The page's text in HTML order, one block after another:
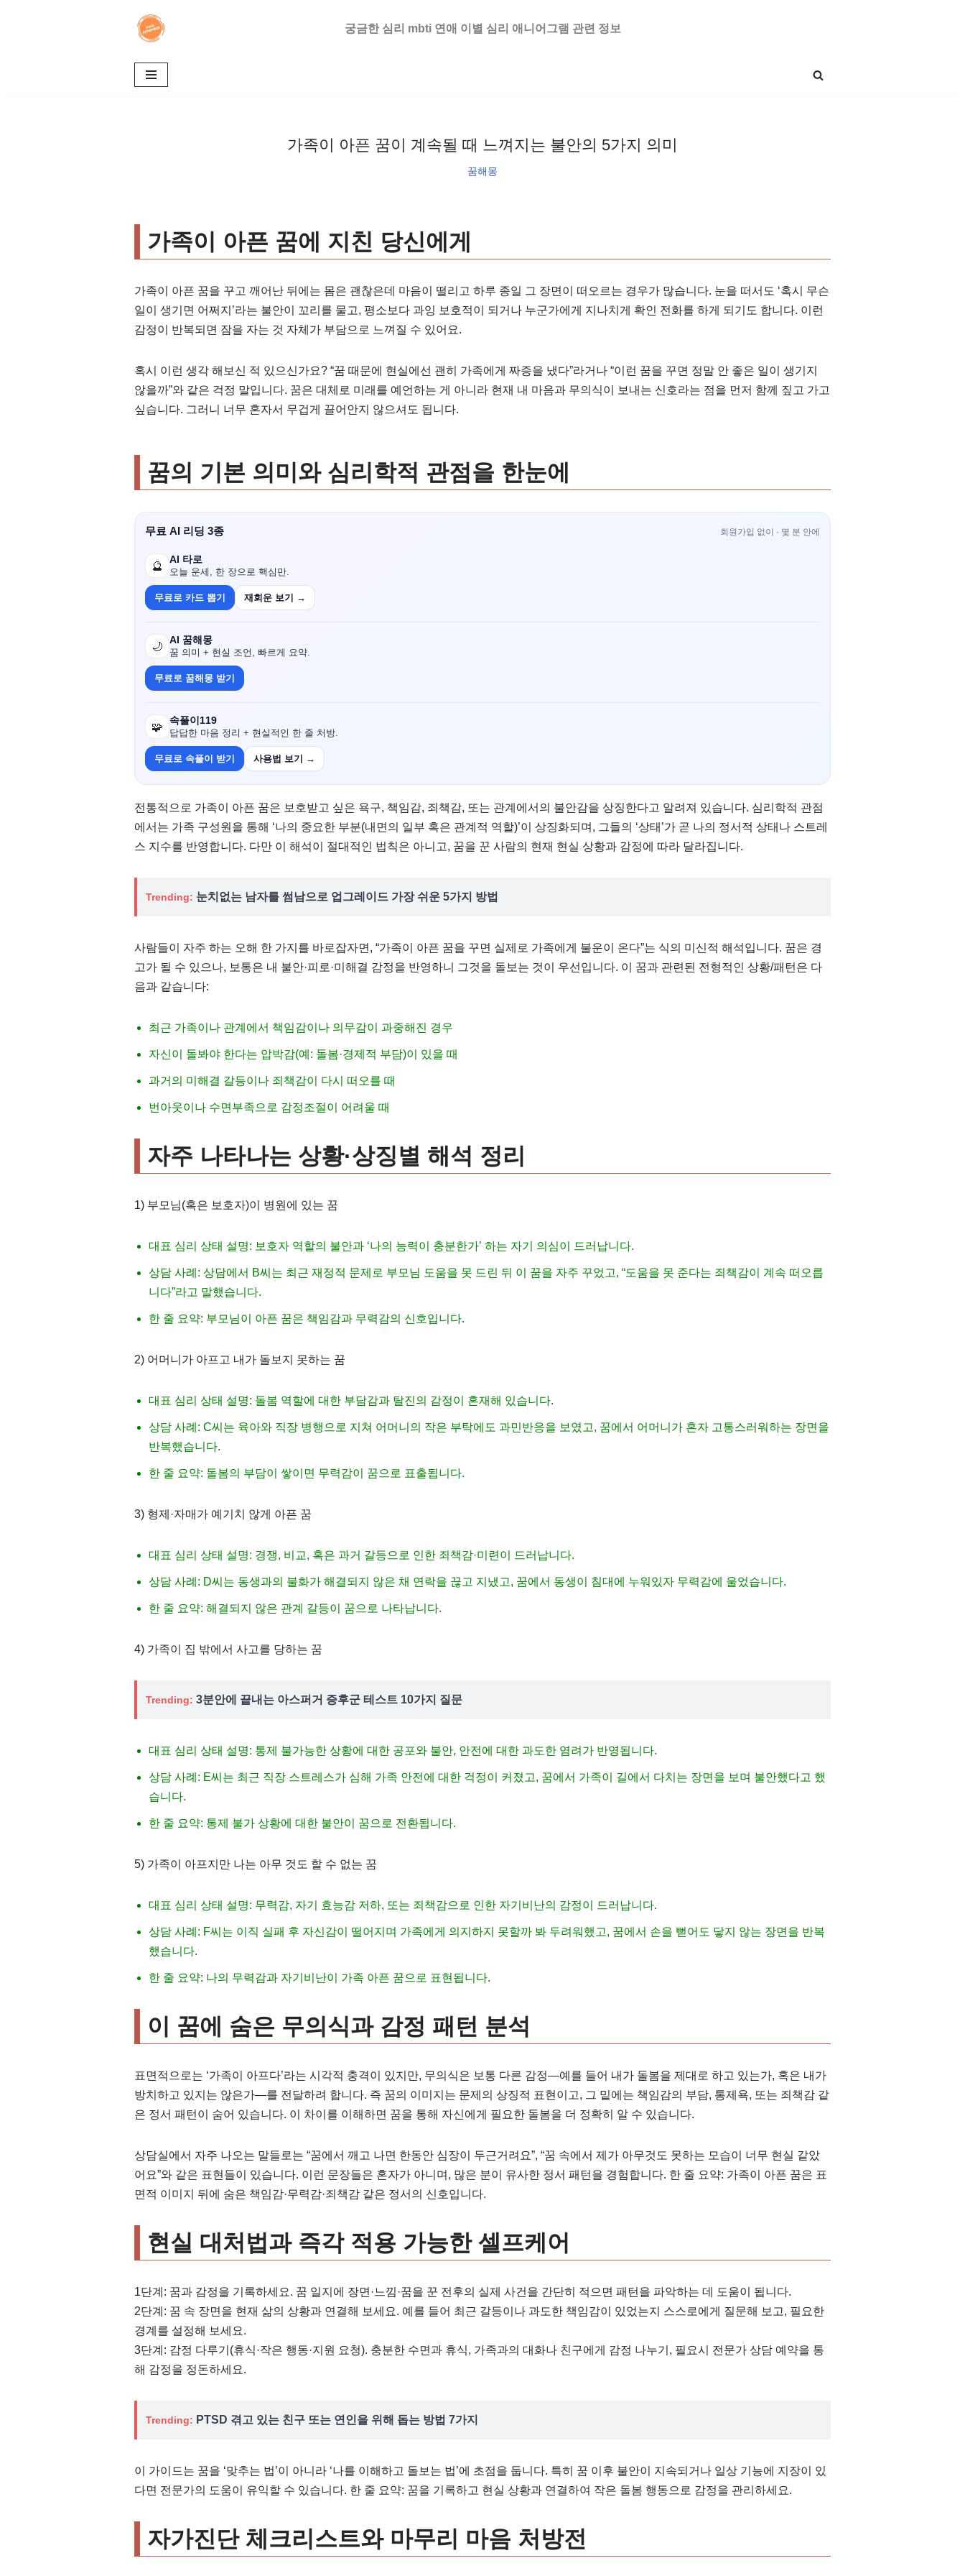
궁금한 심리 mbti 연애 이별 심리 애니어그램 관련 정보
가족이 아픈 꿈이 계속될 때 느껴지는 불안의 5가지 의미
꿈해몽
가족이 아픈 꿈에 지친 당신에게
가족이 아픈 꿈을 꾸고 깨어난 뒤에는 몸은 괜찮은데 마음이 떨리고 하루 종일 그 장면이 떠오르는 경우가 많습니다. 눈을 떠서도 ‘혹시 무슨
일이 생기면 어쩌지’라는 불안이 꼬리를 물고, 평소보다 과잉 보호적이 되거나 누군가에게 지나치게 확인 전화를 하게 되기도 합니다. 이런
감정이 반복되면 잠을 자는 것 자체가 부담으로 느껴질 수 있어요.
혹시 이런 생각 해보신 적 있으신가요? “꿈 때문에 현실에선 괜히 가족에게 짜증을 냈다”라거나 “이런 꿈을 꾸면 정말 안 좋은 일이 생기지
않을까”와 같은 걱정 말입니다. 꿈은 대체로 미래를 예언하는 게 아니라 현재 내 마음과 무의식이 보내는 신호라는 점을 먼저 함께 짚고 가고
싶습니다. 그러니 너무 혼자서 무겁게 끌어안지 않으셔도 됩니다.
꿈의 기본 의미와 심리학적 관점을 한눈에
무료 AI 리딩 3종 회원가입 없이 · 몇 분 안에
🔮
AI 타로
오늘 운세, 한 장으로 핵심만.
무료로 카드 뽑기 재회운 보기 →
🌙
AI 꿈해몽
꿈 의미 + 현실 조언, 빠르게 요약.
무료로 꿈해몽 받기
🧩
속풀이119
답답한 마음 정리 + 현실적인 한 줄 처방.
무료로 속풀이 받기 사용법 보기 →
전통적으로 가족이 아픈 꿈은 보호받고 싶은 욕구, 책임감, 죄책감, 또는 관계에서의 불안감을 상징한다고 알려져 있습니다. 심리학적 관점
에서는 가족 구성원을 통해 ‘나의 중요한 부분(내면의 일부 혹은 관계적 역할)’이 상징화되며, 그들의 ‘상태’가 곧 나의 정서적 상태나 스트레
스 지수를 반영합니다. 다만 이 해석이 절대적인 법칙은 아니고, 꿈을 꾼 사람의 현재 현실 상황과 감정에 따라 달라집니다.
Trending: 눈치없는 남자를 썸남으로 업그레이드 가장 쉬운 5가지 방법
사람들이 자주 하는 오해 한 가지를 바로잡자면, “가족이 아픈 꿈을 꾸면 실제로 가족에게 불운이 온다”는 식의 미신적 해석입니다. 꿈은 경
고가 될 수 있으나, 보통은 내 불안·피로·미해결 감정을 반영하니 그것을 돌보는 것이 우선입니다. 이 꿈과 관련된 전형적인 상황/패턴은 다
음과 같습니다:
최근 가족이나 관계에서 책임감이나 의무감이 과중해진 경우
자신이 돌봐야 한다는 압박감(예: 돌봄·경제적 부담)이 있을 때
과거의 미해결 갈등이나 죄책감이 다시 떠오를 때
번아웃이나 수면부족으로 감정조절이 어려울 때
자주 나타나는 상황·상징별 해석 정리
1) 부모님(혹은 보호자)이 병원에 있는 꿈
대표 심리 상태 설명: 보호자 역할의 불안과 ‘나의 능력이 충분한가’ 하는 자기 의심이 드러납니다.
상담 사례: 상담에서 B씨는 최근 재정적 문제로 부모님 도움을 못 드린 뒤 이 꿈을 자주 꾸었고, “도움을 못 준다는 죄책감이 계속 떠오릅
니다”라고 말했습니다.
한 줄 요약: 부모님이 아픈 꿈은 책임감과 무력감의 신호입니다.
2) 어머니가 아프고 내가 돌보지 못하는 꿈
대표 심리 상태 설명: 돌봄 역할에 대한 부담감과 탈진의 감정이 혼재해 있습니다.
상담 사례: C씨는 육아와 직장 병행으로 지쳐 어머니의 작은 부탁에도 과민반응을 보였고, 꿈에서 어머니가 혼자 고통스러워하는 장면을
반복했습니다.
한 줄 요약: 돌봄의 부담이 쌓이면 무력감이 꿈으로 표출됩니다.
3) 형제·자매가 예기치 않게 아픈 꿈
대표 심리 상태 설명: 경쟁, 비교, 혹은 과거 갈등으로 인한 죄책감·미련이 드러납니다.
상담 사례: D씨는 동생과의 불화가 해결되지 않은 채 연락을 끊고 지냈고, 꿈에서 동생이 침대에 누워있자 무력감에 울었습니다.
한 줄 요약: 해결되지 않은 관계 갈등이 꿈으로 나타납니다.
4) 가족이 집 밖에서 사고를 당하는 꿈
Trending: 3분안에 끝내는 아스퍼거 증후군 테스트 10가지 질문
대표 심리 상태 설명: 통제 불가능한 상황에 대한 공포와 불안, 안전에 대한 과도한 염려가 반영됩니다.
상담 사례: E씨는 최근 직장 스트레스가 심해 가족 안전에 대한 걱정이 커졌고, 꿈에서 가족이 길에서 다치는 장면을 보며 불안했다고 했
습니다.
한 줄 요약: 통제 불가 상황에 대한 불안이 꿈으로 전환됩니다.
5) 가족이 아프지만 나는 아무 것도 할 수 없는 꿈
대표 심리 상태 설명: 무력감, 자기 효능감 저하, 또는 죄책감으로 인한 자기비난의 감정이 드러납니다.
상담 사례: F씨는 이직 실패 후 자신감이 떨어지며 가족에게 의지하지 못할까 봐 두려워했고, 꿈에서 손을 뻗어도 닿지 않는 장면을 반복
했습니다.
한 줄 요약: 나의 무력감과 자기비난이 가족 아픈 꿈으로 표현됩니다.
이 꿈에 숨은 무의식과 감정 패턴 분석
표면적으로는 ‘가족이 아프다’라는 시각적 충격이 있지만, 무의식은 보통 다른 감정—예를 들어 내가 돌봄을 제대로 하고 있는가, 혹은 내가
방치하고 있지는 않은가—를 전달하려 합니다. 즉 꿈의 이미지는 문제의 상징적 표현이고, 그 밑에는 책임감의 부담, 통제욕, 또는 죄책감 같
은 정서 패턴이 숨어 있습니다. 이 차이를 이해하면 꿈을 통해 자신에게 필요한 돌봄을 더 정확히 알 수 있습니다.
상담실에서 자주 나오는 말들로는 “꿈에서 깨고 나면 한동안 심장이 두근거려요”, “꿈 속에서 제가 아무것도 못하는 모습이 너무 현실 같았
어요”와 같은 표현들이 있습니다. 이런 문장들은 혼자가 아니며, 많은 분이 유사한 정서 패턴을 경험합니다. 한 줄 요약: 가족이 아픈 꿈은 표
면적 이미지 뒤에 숨은 책임감·무력감·죄책감 같은 정서의 신호입니다.
현실 대처법과 즉각 적용 가능한 셀프케어
1단계: 꿈과 감정을 기록하세요. 꿈 일지에 장면·느낌·꿈을 꾼 전후의 실제 사건을 간단히 적으면 패턴을 파악하는 데 도움이 됩니다.
2단계: 꿈 속 장면을 현재 삶의 상황과 연결해 보세요. 예를 들어 최근 갈등이나 과도한 책임감이 있었는지 스스로에게 질문해 보고, 필요한
경계를 설정해 보세요.
3단계: 감정 다루기(휴식·작은 행동·지원 요청). 충분한 수면과 휴식, 가족과의 대화나 친구에게 감정 나누기, 필요시 전문가 상담 예약을 통
해 감정을 정돈하세요.
Trending: PTSD 겪고 있는 친구 또는 연인을 위해 돕는 방법 7가지
이 가이드는 꿈을 ‘맞추는 법’이 아니라 ‘나를 이해하고 돌보는 법’에 초점을 둡니다. 특히 꿈 이후 불안이 지속되거나 일상 기능에 지장이 있
다면 전문가의 도움이 유익할 수 있습니다. 한 줄 요약: 꿈을 기록하고 현실 상황과 연결하여 작은 돌봄 행동으로 감정을 관리하세요.
자가진단 체크리스트와 마무리 마음 처방전